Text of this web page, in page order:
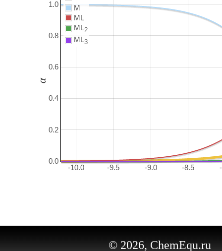
-10.0 -9.5 -9.0 -8.5
0.0
0.2
0.4
0.6
0.8
1.0
M
ML
ML2
ML3
α
© 2026, ChemEqu.ru